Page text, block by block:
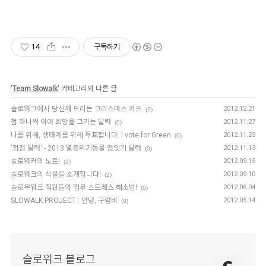
14 구독하기
'Team Slowalk' 카테고리의 다른 글
슬로워크에서 당신께 드리는 크리스마스 카드 (2) 2012.12.21
점 하나씩 이어 희망을 그리는 달력 (0) 2012.11.27
나를 위해, 생태계를 위해 투표합니다. I vote for Green (0) 2012.11.23
'점점 달력' - 2013 멸종위기동물 점잇기 달력 (0) 2012.11.13
슬로워커의 노트! (1) 2012.09.15
슬로워크의 식물을 소개합니다! (2) 2012.09.10
슬로우워크 직원들의 업무 스트레스 해소법! (0) 2012.06.04
SLOWALK PROJECT : 안녕, 구럼비 (0) 2012.05.14
슬로워크 블로그